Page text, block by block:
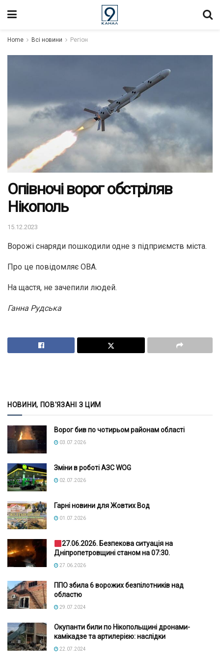
Home Всі новини Регіон
Опівночі ворог обстріляв
Нікополь
15.12.2023
Ворожі снаряди пошкодили одне з підприємств міста.
Про це повідомляє ОВА.
На щастя, не зачепили людей.
Ганна Рудська
НОВИНИ, ПОВ'ЯЗАНІ З ЦИМ
Ворог бив по чотирьом районам області
03.07.2026
Зміни в роботі АЗС WOG
02.07.2026
Гарні новини для Жовтих Вод
01.07.2026
27.06.2026. Безпекова ситуація на
Дніпропетровщині станом на 07:30.
27.06.2026
ППО збила 6 ворожих безпілотників над
областю
29.07.2024
Окупанти били по Нікопольщині дронами-
камікадзе та артилерією: наслідки
22.07.2024